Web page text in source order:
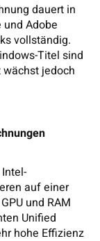
dauert in
Adobe
vollständig.
Titel sind
jedoch
auf einer
und RAM
Unified
hohe Effizienz